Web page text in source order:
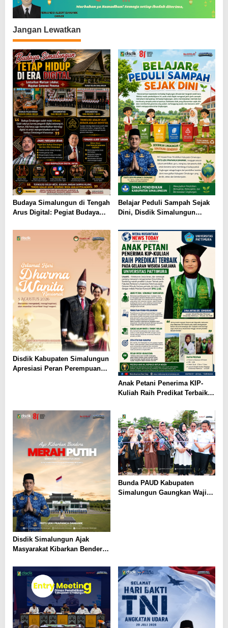
Jangan Lewatkan
Budaya Simalungun di Tengah
Arus Digital: Pegiat Budaya
Muda Menjaga Identitas
Leluhur
Belajar Peduli Sampah Sejak
Dini, Disdik Simalungun
Berwawasan Lingkungan
Disdik Kabupaten Simalungun
Apresiasi Peran Perempuan
Anak Petani Penerima KIP-
Kuliah Raih Predikat Terbaik
Universitas Pattimura
Disdik Simalungun Ajak
Masyarakat Kibarkan Bendera
Agustus 2026
Bunda PAUD Kabupaten
Simalungun Gaungkan Wajib